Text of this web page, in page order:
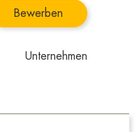
Bewerben
Unternehmen